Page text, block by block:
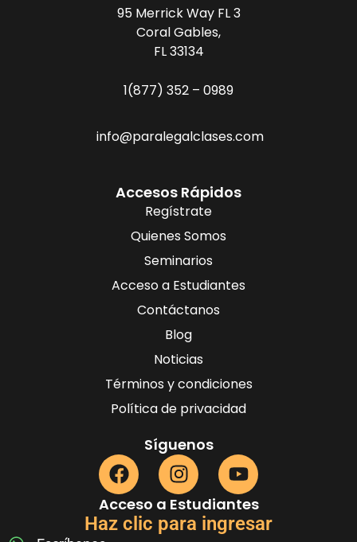
95 Merrick Way FL 3
Coral Gables,
FL 33134
1(877) 352 – 0989
info@paralegalclases.com
Accesos Rápidos
Regístrate
Quienes Somos
Seminarios
Acceso a Estudiantes
Contáctanos
Blog
Noticias
Términos y condiciones
Política de privacidad
Síguenos
Acceso a Estudiantes
Haz clic para ingresar